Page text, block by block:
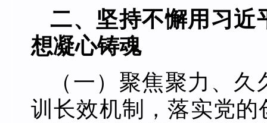
二、坚持不懈用习近
想凝心铸魂
（一）聚焦聚力、
训长效机制，落实党